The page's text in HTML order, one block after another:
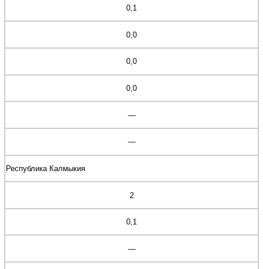
0,1
0,0
0,0
0,0
—
—
Республика Калмыкия
2
0,1
—